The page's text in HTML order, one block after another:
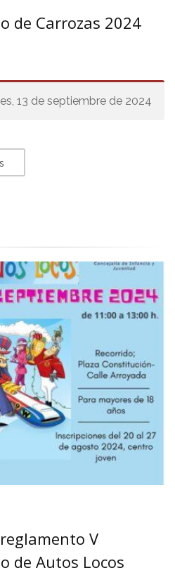
de Carrozas 2024
13 de septiembre de 2024
V
de Autos Locos